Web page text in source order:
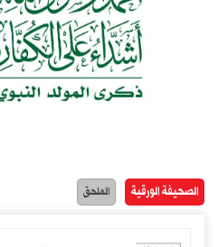
الصحيفة الورقية الملحق